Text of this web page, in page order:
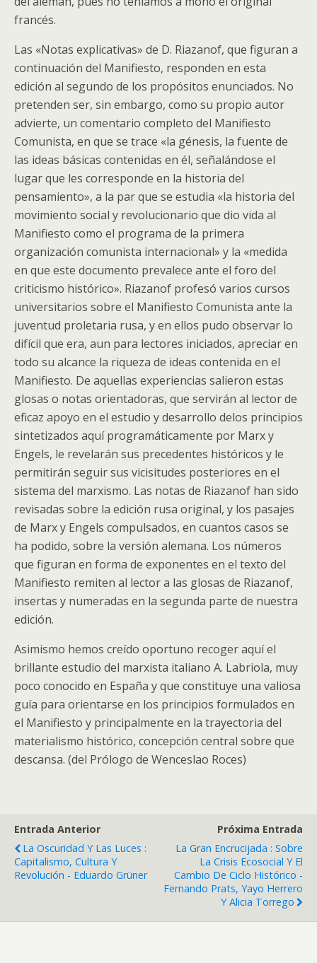
francés.
Las «Notas explicativas» de D. Riazanof, que figuran a
continuación del Manifiesto, responden en esta
edición al segundo de los propósitos enunciados. No
pretenden ser, sin embargo, como su propio autor
advierte, un comentario completo del Manifiesto
Comunista, en que se trace «la génesis, la fuente de
las ideas básicas contenidas en él, señalándose el
lugar que les corresponde en la historia del
pensamiento», a la par que se estudia «la historia del
movimiento social y revolucionario que dio vida al
Manifiesto como el programa de la primera
organización comunista internacional» y la «medida
en que este documento prevalece ante el foro del
criticismo histórico». Riazanof profesó varios cursos
universitarios sobre el Manifiesto Comunista ante la
juventud proletaria rusa, y en ellos pudo observar lo
difícil que era, aun para lectores iniciados, apreciar en
todo su alcance la riqueza de ideas contenida en el
Manifiesto. De aquellas experiencias salieron estas
glosas o notas orientadoras, que servirán al lector de
eficaz apoyo en el estudio y desarrollo delos principios
sintetizados aquí programáticamente por Marx y
Engels, le revelarán sus precedentes históricos y le
permitirán seguir sus vicisitudes posteriores en el
sistema del marxismo. Las notas de Riazanof han sido
revisadas sobre la edición rusa original, y los pasajes
de Marx y Engels compulsados, en cuantos casos se
ha podido, sobre la versión alemana. Los números
que figuran en forma de exponentes en el texto del
Manifiesto remiten al lector a las glosas de Riazanof,
insertas y numeradas en la segunda parte de nuestra
edición.
Asimismo hemos creído oportuno recoger aquí el
brillante estudio del marxista italiano A. Labriola, muy
poco conocido en España y que constituye una valiosa
guía para orientarse en los principios formulados en
el Manifiesto y principalmente en la trayectoria del
materialismo histórico, concepción central sobre que
descansa. (del Prólogo de Wenceslao Roces)
Entrada Anterior
La Oscuridad Y Las Luces :
Capitalismo, Cultura Y
Revolución - Eduardo Grüner
Próxima Entrada
La Gran Encrucijada : Sobre
La Crisis Ecosocial Y El
Cambio De Ciclo Histórico -
Fernando Prats, Yayo Herrero
Y Alicia Torrego